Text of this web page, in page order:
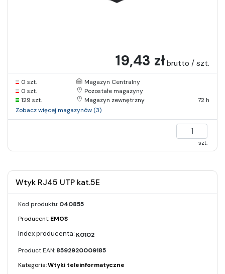
19,43 zł brutto / szt.
0 szt.
Magazyn Centralny
0 szt.
Pozostałe magazyny
129 szt.
Magazyn zewnętrzny
72 h
Zobacz więcej magazynów (3)
szt.
Wtyk RJ45 UTP kat.5E
Kod produktu:040855
Producent:EMOS
K0102
Product EAN:8592920009185
Kategoria:Wtyki teleinformatyczne